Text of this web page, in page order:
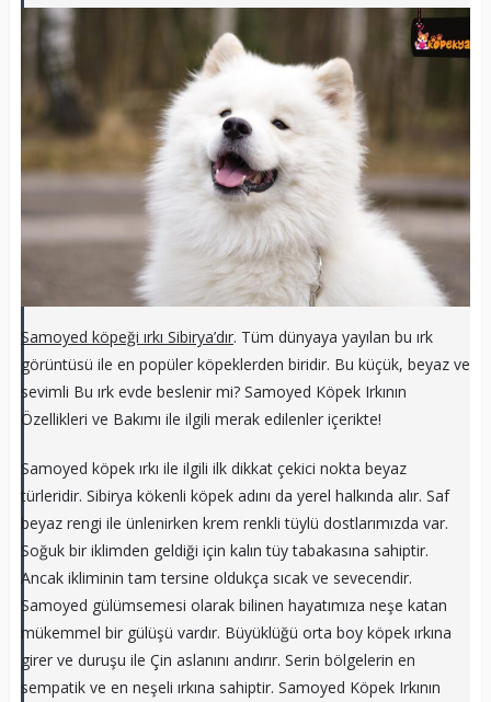
Samoyed köpeği ırkı Sibirya’dır. Tüm dünyaya yayılan bu ırk
görüntüsü ile en popüler köpeklerden biridir. Bu küçük, beyaz ve
sevimli Bu ırk evde beslenir mi? Samoyed Köpek Irkının
Özellikleri ve Bakımı ile ilgili merak edilenler içerikte!
Samoyed köpek ırkı ile ilgili ilk dikkat çekici nokta beyaz
türleridir. Sibirya kökenli köpek adını da yerel halkında alır. Saf
beyaz rengi ile ünlenirken krem renkli tüylü dostlarımızda var.
Soğuk bir iklimden geldiği için kalın tüy tabakasına sahiptir.
Ancak ikliminin tam tersine oldukça sıcak ve sevecendir.
Samoyed gülümsemesi olarak bilinen hayatımıza neşe katan
mükemmel bir gülüşü vardır. Büyüklüğü orta boy köpek ırkına
girer ve duruşu ile Çin aslanını andırır. Serin bölgelerin en
sempatik ve en neşeli ırkına sahiptir. Samoyed Köpek Irkının